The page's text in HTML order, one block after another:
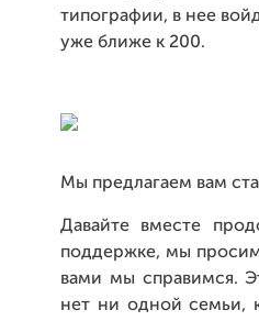
типографии, в нее
уже ближе к 200.
Мы предлагаем вам
Давайте вместе
поддержке, мы
вами мы справимся.
нет ни одной семьи,